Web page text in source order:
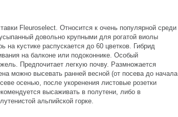
Fleuroselect. Относится к очень популярной среди
довольно крупными для рогатой виолы
кустике распускается до 60 цветков. Гибрид
на балконе или подоконнике. Особый
Предпочитает легкую почву. Размножается
можно высевать ранней весной (от посева до начала
осенью, после укоренения листовые розетки
высаживать в полутени, либо в
альпийской горке.